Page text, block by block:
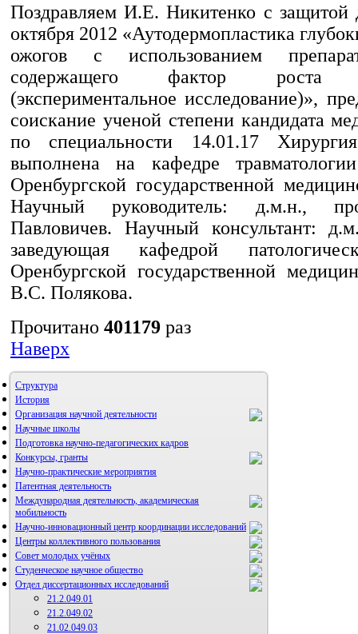
Поздравляем И.Е. Никитенко с защитой
октября 2012 «Аутодермопластика
ожогов с использованием
содержащего фактор роста
(экспериментальное исследование)»,
соискание ученой степени кандидата
по специальности 14.01.17
выполнена на кафедре
Оренбургской государственной
Научный руководитель: д.м.н.,
Павловичев. Научный консультант:
заведующая кафедрой
Оренбургской государственной
В.С. Полякова.
Прочитано 401179 раз
Наверх
Структура
История
Организация научной деятельности
Научные школы
Подготовка научно-педагогических кадров
Конкурсы, гранты
Научно-практические мероприятия
Патентная деятельность
Международная деятельность, академическая
мобильность
Научно-инновационный центр координации исследований
НИИ микрохирургии и клинической анатомии
Центры коллективного пользования
Совет молодых учёных
Студенческое научное общество
Отдел диссертационных исследований
21.2.049.01
21.2.049.02
21.02.049.03